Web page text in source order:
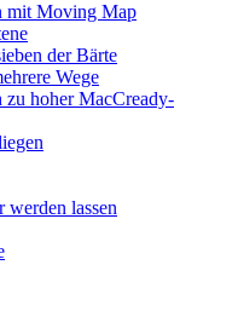
mit Moving Map
der Bärte
Wege
hoher MacCready-
werden lassen